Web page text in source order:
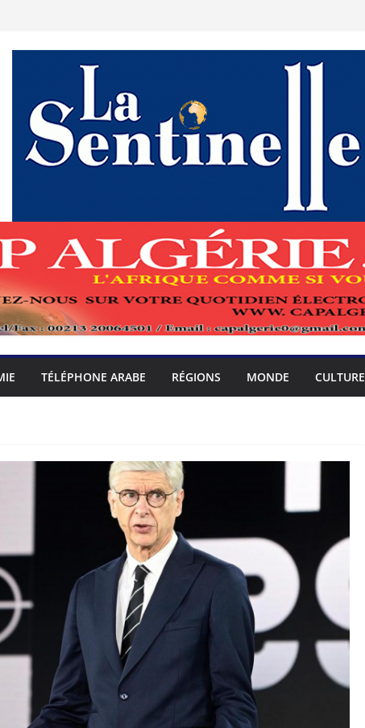
TÉLÉPHONE ARABE RÉGIONS MONDE CULTURE